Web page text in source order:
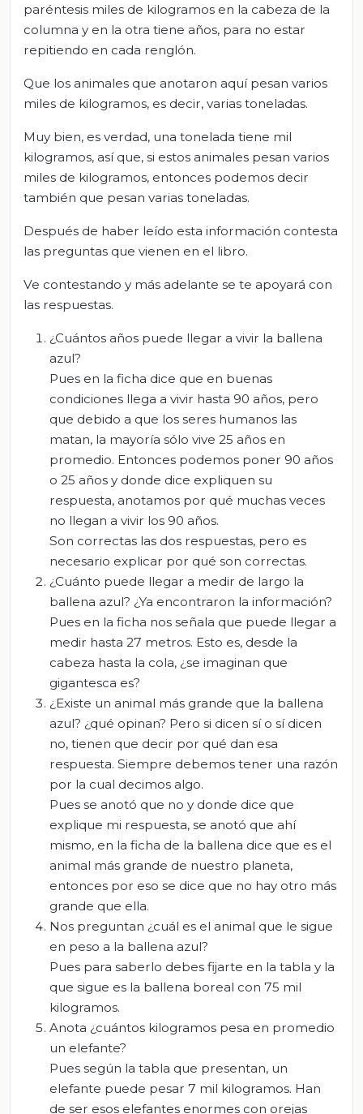
paréntesis miles de kilogramos en la cabeza de la
columna y en la otra tiene años, para no estar
repitiendo en cada renglón.
Que los animales que anotaron aquí pesan varios
miles de kilogramos, es decir, varias toneladas.
Muy bien, es verdad, una tonelada tiene mil
kilogramos, así que, si estos animales pesan varios
miles de kilogramos, entonces podemos decir
también que pesan varias toneladas.
Después de haber leído esta información contesta
las preguntas que vienen en el libro.
Ve contestando y más adelante se te apoyará con
las respuestas.
¿Cuántos años puede llegar a vivir la ballena
azul?
Pues en la ficha dice que en buenas
condiciones llega a vivir hasta 90 años, pero
que debido a que los seres humanos las
matan, la mayoría sólo vive 25 años en
promedio. Entonces podemos poner 90 años
o 25 años y donde dice expliquen su
respuesta, anotamos por qué muchas veces
no llegan a vivir los 90 años.
Son correctas las dos respuestas, pero es
necesario explicar por qué son correctas.
¿Cuánto puede llegar a medir de largo la
ballena azul? ¿Ya encontraron la información?
Pues en la ficha nos señala que puede llegar a
medir hasta 27 metros. Esto es, desde la
cabeza hasta la cola, ¿se imaginan que
gigantesca es?
¿Existe un animal más grande que la ballena
azul? ¿qué opinan? Pero si dicen sí o sí dicen
no, tienen que decir por qué dan esa
respuesta. Siempre debemos tener una razón
por la cual decimos algo.
Pues se anotó que no y donde dice que
explique mi respuesta, se anotó que ahí
mismo, en la ficha de la ballena dice que es el
animal más grande de nuestro planeta,
entonces por eso se dice que no hay otro más
grande que ella.
Nos preguntan ¿cuál es el animal que le sigue
en peso a la ballena azul?
Pues para saberlo debes fijarte en la tabla y la
que sigue es la ballena boreal con 75 mil
kilogramos.
Anota ¿cuántos kilogramos pesa en promedio
un elefante?
Pues según la tabla que presentan, un
elefante puede pesar 7 mil kilogramos. Han
de ser esos elefantes enormes con orejas